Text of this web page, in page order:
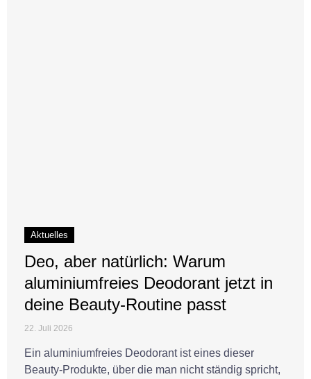
Aktuelles
Deo, aber natürlich: Warum
aluminiumfreies Deodorant jetzt in
deine Beauty-Routine passt
22. Juli 2026
Ein aluminiumfreies Deodorant ist eines dieser
Beauty-Produkte, über die man nicht ständig spricht,